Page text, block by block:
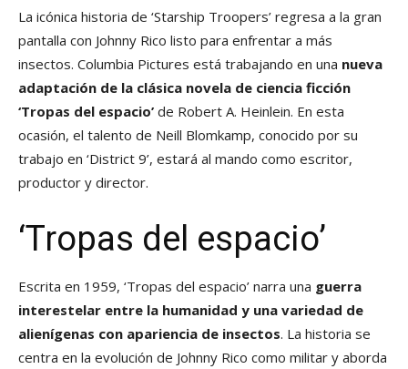
La icónica historia de ‘Starship Troopers’ regresa a la gran
pantalla con Johnny Rico listo para enfrentar a más
insectos. Columbia Pictures está trabajando en una nueva
adaptación de la clásica novela de ciencia ficción
‘Tropas del espacio’ de Robert A. Heinlein. En esta
ocasión, el talento de Neill Blomkamp, conocido por su
trabajo en ‘District 9’, estará al mando como escritor,
productor y director.
‘Tropas del espacio’
Escrita en 1959, ‘Tropas del espacio’ narra una guerra
interestelar entre la humanidad y una variedad de
alienígenas con apariencia de insectos. La historia se
centra en la evolución de Johnny Rico como militar y aborda